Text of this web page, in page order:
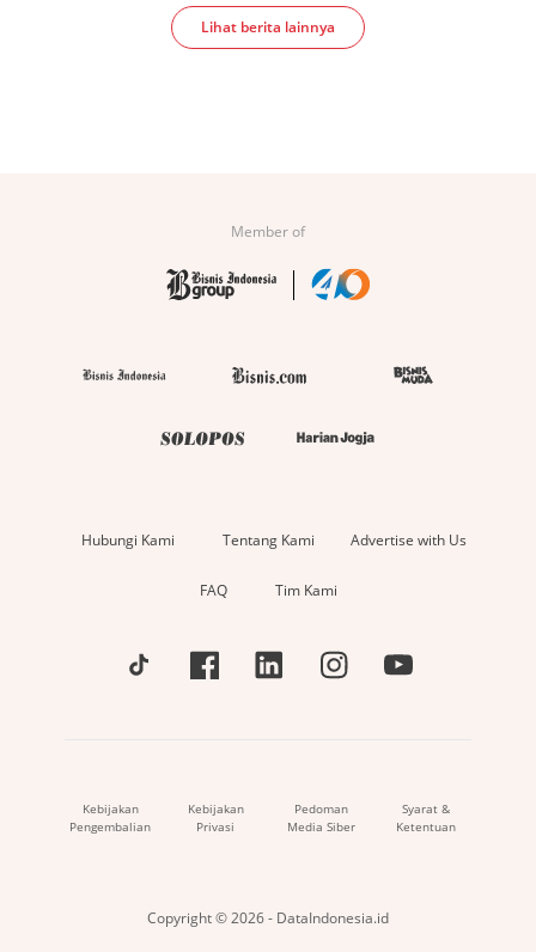
Lihat berita lainnya
Member of
Hubungi Kami Tentang Kami Advertise with Us
FAQ Tim Kami
Kebijakan
Pengembalian
Kebijakan
Privasi
Pedoman
Media Siber
Syarat &
Ketentuan
Copyright © 2026 - DataIndonesia.id